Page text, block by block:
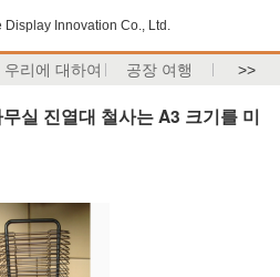
Display Innovation Co., Ltd.
우리에 대하여 공장 여행 >>
실 진열대 철사는 A3 크기를 미